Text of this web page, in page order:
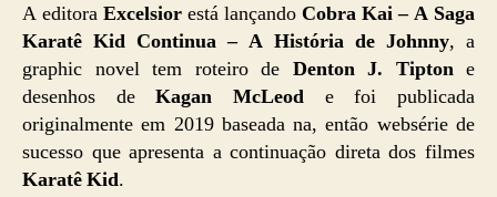
A editora Excelsior está lançando Cobra Kai – A Saga
Karatê Kid Continua – A História de Johnny, a
graphic novel tem roteiro de Denton J. Tiptone
desenhos deKagan McLeod e foi publicada
originalmente em 2019 baseada na, então websérie de
sucesso que apresenta a continuação direta dos filmes
Karatê Kid.